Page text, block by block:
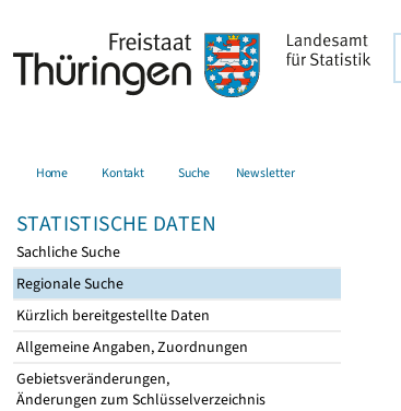
Home Kontakt Suche Newsletter
STATISTISCHE DATEN
Sachliche Suche
Regionale Suche
Kürzlich bereitgestellte Daten
Allgemeine Angaben, Zuordnungen
Gebietsveränderungen,
Änderungen zum Schlüsselverzeichnis